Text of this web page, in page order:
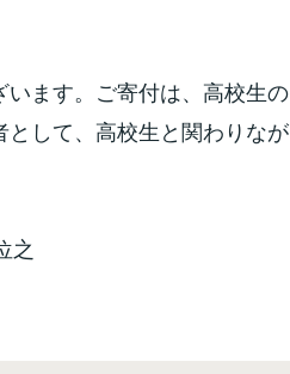
ます。ご寄付は、高校生の
として、高校生と関わりなが
之